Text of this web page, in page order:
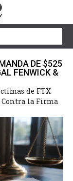
DE $525
FENWICK &
de FTX
Contra la Firma